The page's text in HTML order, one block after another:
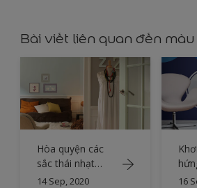
Bài viết liên quan đến
Hòa quyện các
sắc thái nhạt
màu để tạo
14 Sep, 2020 16